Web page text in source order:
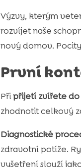
Výzvy, kterým
rozvíjet naše
nový domov.
První
Připřijetí zvířete
zhodnotit celkový
Diagnostické
zdravotní potíže.
vyšetření slouží